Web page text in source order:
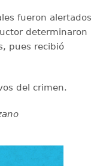
fueron alertados
determinaron
pues recibió
del crimen.